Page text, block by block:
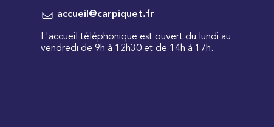
accueil@carpiquet.fr
L'accueil téléphonique est ouvert du lundi au
vendredi de 9h à 12h30 et de 14h à 17h.